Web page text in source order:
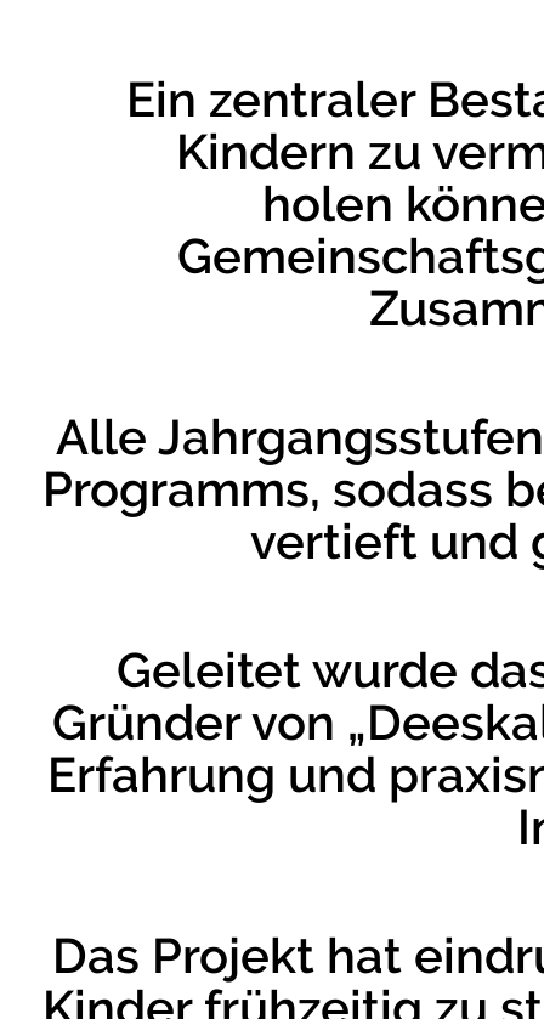
Ein zentraler
Kindern zu
holen
Alle
Programms, sodass
vertieft und
Geleitet wurde
Gründer von
Erfahrung und
Das Projekt hat
Kinder frühzeitig zu